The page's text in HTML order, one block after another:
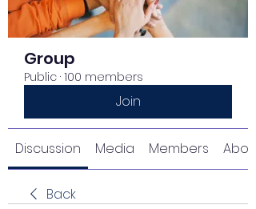
Group
Public · 100 members
Join
Discussion Media Members About
Back